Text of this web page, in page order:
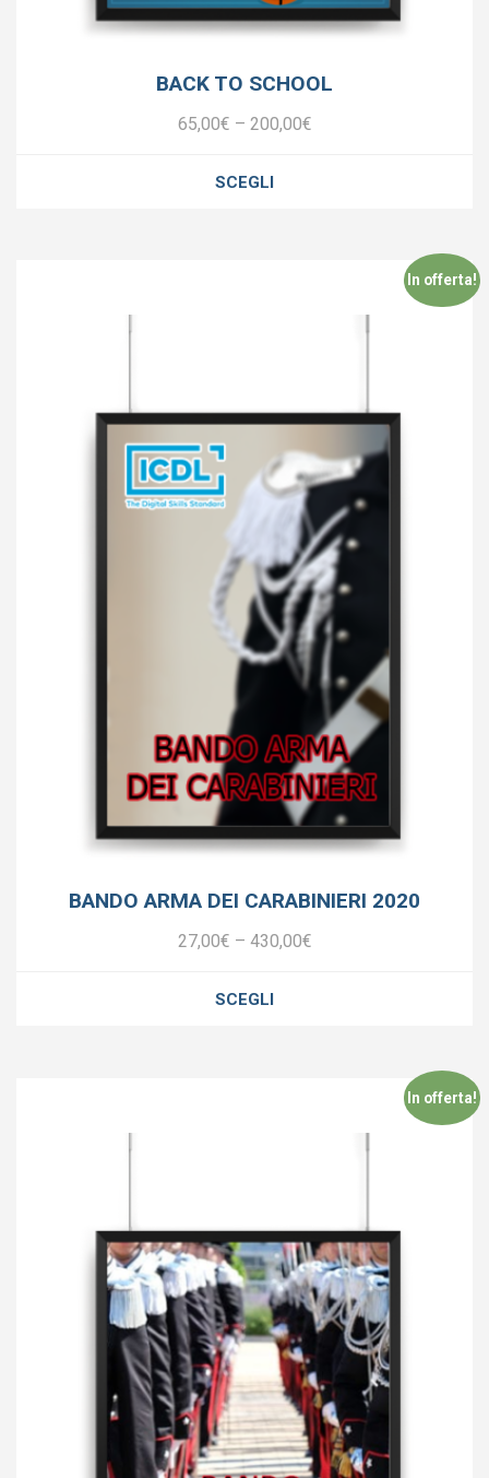
BACK TO SCHOOL
65,00€ – 200,00€
SCEGLI
In offerta!
BANDO ARMA DEI CARABINIERI 2020
27,00€ – 430,00€
SCEGLI
In offerta!